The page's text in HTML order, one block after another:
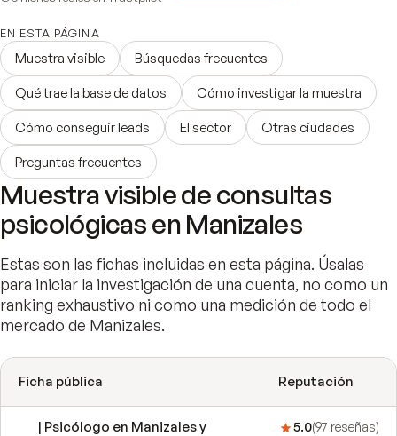
EN ESTA PÁGINA
Muestra visible Búsquedas frecuentes
Qué trae la base de datos Cómo investigar la muestra
Cómo conseguir leads El sector Otras ciudades
Preguntas frecuentes
Muestra visible de consultas
psicológicas en Manizales
Estas son las fichas incluidas en esta página. Úsalas
para iniciar la investigación de una cuenta, no como un
ranking exhaustivo ni como una medición de todo el
mercado de Manizales.
Ficha pública Reputación
| Psicólogo en Manizales y
5.0(97 reseñas)